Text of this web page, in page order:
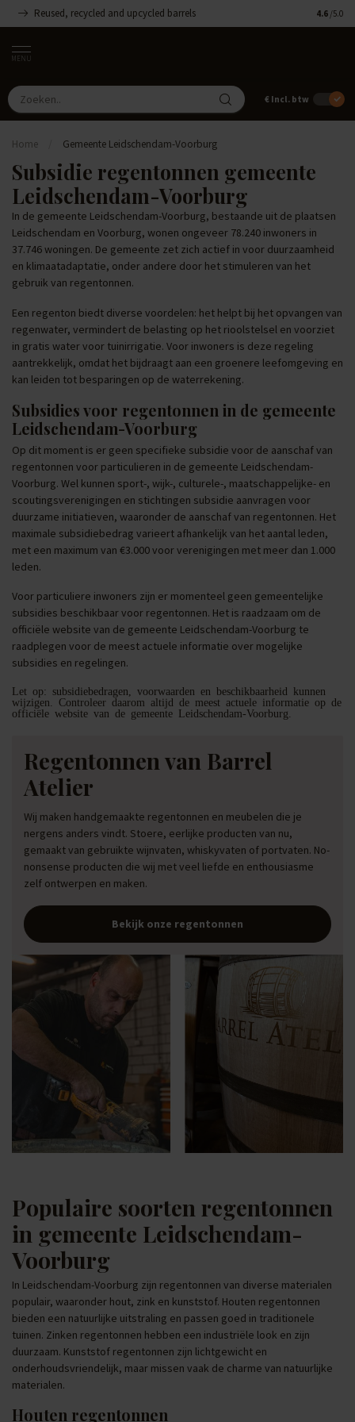
Reused, recycled and upcycled barrels 4.6 /5.0
MENU
€ Incl. btw
Home Gemeente Leidschendam-Voorburg
Subsidie regentonnen gemeente
Leidschendam-Voorburg
In de gemeente Leidschendam-Voorburg, bestaande uit de plaatsen
Leidschendam en Voorburg, wonen ongeveer 78.240 inwoners in
37.746 woningen. De gemeente zet zich actief in voor duurzaamheid
en klimaatadaptatie, onder andere door het stimuleren van het
gebruik van regentonnen.
Een regenton biedt diverse voordelen: het helpt bij het opvangen van
regenwater, vermindert de belasting op het rioolstelsel en voorziet
in gratis water voor tuinirrigatie. Voor inwoners is deze regeling
aantrekkelijk, omdat het bijdraagt aan een groenere leefomgeving en
kan leiden tot besparingen op de waterrekening.
Subsidies voor regentonnen in de gemeente
Leidschendam-Voorburg
Op dit moment is er geen specifieke subsidie voor de aanschaf van
regentonnen voor particulieren in de gemeente Leidschendam-
Voorburg. Wel kunnen sport-, wijk-, culturele-, maatschappelijke- en
scoutingsverenigingen en stichtingen subsidie aanvragen voor
duurzame initiatieven, waaronder de aanschaf van regentonnen. Het
maximale subsidiebedrag varieert afhankelijk van het aantal leden,
met een maximum van €3.000 voor verenigingen met meer dan 1.000
leden.
Voor particuliere inwoners zijn er momenteel geen gemeentelijke
subsidies beschikbaar voor regentonnen. Het is raadzaam om de
officiële website van de gemeente Leidschendam-Voorburg te
raadplegen voor de meest actuele informatie over mogelijke
subsidies en regelingen.
Let op: subsidiebedragen, voorwaarden en beschikbaarheid kunnen
wijzigen. Controleer daarom altijd de meest actuele informatie op de
officiële website van de gemeente Leidschendam-Voorburg.
Regentonnen van Barrel
Atelier
Wij maken handgemaakte regentonnen en meubelen die je
nergens anders vindt. Stoere, eerlijke producten van nu,
gemaakt van gebruikte wijnvaten, whiskyvaten of portvaten. No-
nonsense producten die wij met veel liefde en enthousiasme
zelf ontwerpen en maken.
Bekijk onze regentonnen
Populaire soorten regentonnen
in gemeente Leidschendam-
Voorburg
In Leidschendam-Voorburg zijn regentonnen van diverse materialen
populair, waaronder hout, zink en kunststof. Houten regentonnen
bieden een natuurlijke uitstraling en passen goed in traditionele
tuinen. Zinken regentonnen hebben een industriële look en zijn
duurzaam. Kunststof regentonnen zijn lichtgewicht en
onderhoudsvriendelijk, maar missen vaak de charme van natuurlijke
materialen.
Houten regentonnen